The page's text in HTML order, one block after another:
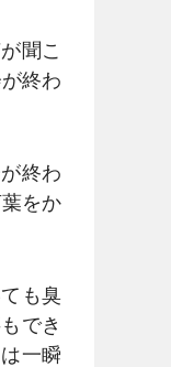
聞こ
終わ
終わ
をか
も臭
でき
一瞬